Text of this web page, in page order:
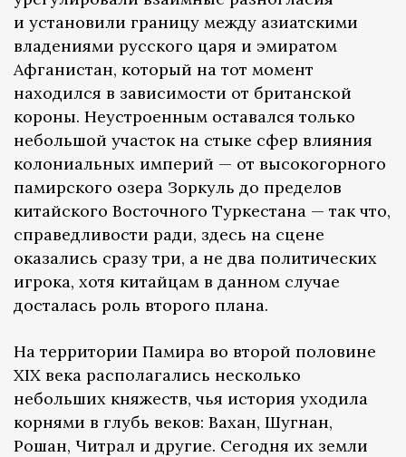
и установили границу между азиатскими
владениями русского царя и эмиратом
Афганистан, который на тот момент
находился в зависимости от британской
короны. Неустроенным оставался только
небольшой участок на стыке сфер влияния
колониальных империй — от высокогорного
памирского озера Зоркуль до пределов
китайского Восточного Туркестана — так что,
справедливости ради, здесь на сцене
оказались сразу три, а не два политических
игрока, хотя китайцам в данном случае
досталась роль второго плана.
На территории Памира во второй половине
XIX века располагались несколько
небольших княжеств, чья история уходила
корнями в глубь веков: Вахан, Шугнан,
Рошан, Читрал и другие. Сегодня их земли